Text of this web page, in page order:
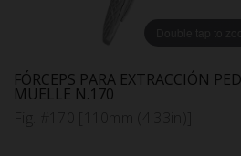
FÓRCEPS PARA EXTRACCIÓN
MUELLE N.170